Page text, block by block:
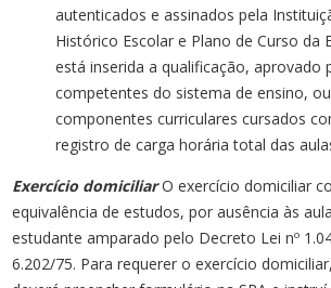
autenticados e assinados pela
Histórico Escolar e Plano de Curso da
está inserida a qualificação, aprovado
competentes do sistema de ensino,
componentes curriculares cursados
registro de carga horária total das
Exercício domiciliarO exercício domiciliar
equivalência de estudos, por ausência às
estudante amparado pelo Decreto Lei nº
6.202/75. Para requerer o exercício